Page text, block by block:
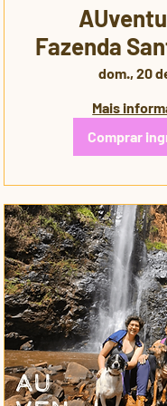
Fazenda
🐾 | 3ª
dom., 20
Mais
Comprar